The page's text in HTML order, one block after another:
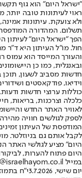
"ישראל היום" הוא גוף
ראוי לעיתונות טובה
ולא צועקת. עיתונות
הפך "ישראל היום" לעיתון
חול. מו"ל העיתון היא ד"ר
והעורך המייסד הוא עמוס
חדשות מסביב לשעון, תוכן
וידיאו, פודקאסטים
כוללות ערוצי חדשות
לאוויר האתר החדש
לספק לגולשים חוויה
המודפסת של העיתון
לקבל אותם גם בניוזלטר.
היום" מציע לגולשי האתר
היום פתוח להערות,
במייל hayom@israelhayom.co.il.
יום שישי, 3.7.2026
י"ח